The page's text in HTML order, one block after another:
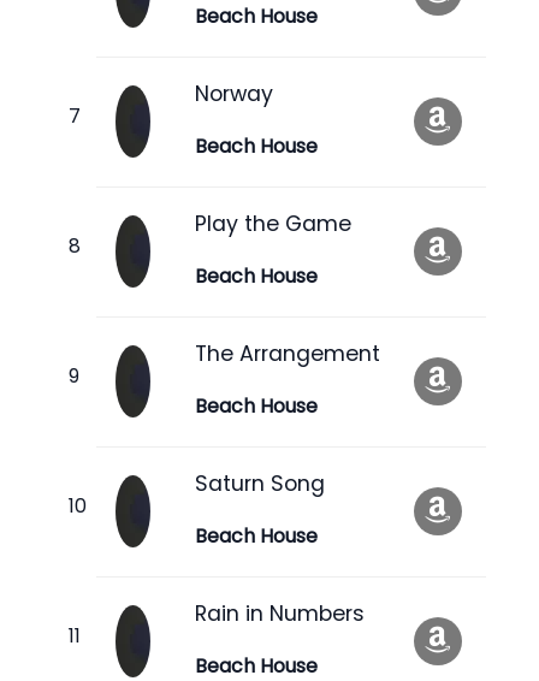
Beach House
Norway
Beach House
Play the Game
Beach House
The Arrangement
Beach House
Saturn Song
Beach House
Rain in Numbers
Beach House